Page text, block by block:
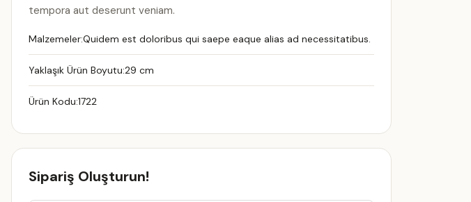
tempora aut deserunt veniam.
Malzemeler:Quidem est doloribus qui saepe eaque alias ad necessitatibus.
Yaklaşık Ürün Boyutu:29 cm
Ürün Kodu:1722
Sipariş Oluşturun!